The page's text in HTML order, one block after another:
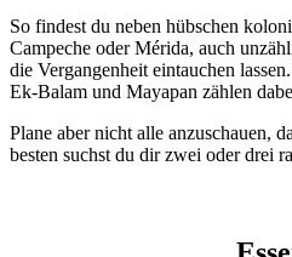
So findest du neben hübschen
Campeche oder Mérida, auch
die Vergangenheit eintauchen
Ek-Balam und Mayapan zählen
Plane aber nicht alle anzuschauen,
besten suchst du dir zwei oder drei